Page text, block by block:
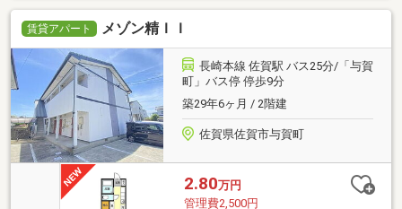
賃貸アパート メゾン精ＩＩ
長崎本線 佐賀駅 バス25分/「与賀
町」バス停 停歩9分
築29年6ヶ月 / 2階建
佐賀県佐賀市与賀町
2.80万円
管理費2,500円